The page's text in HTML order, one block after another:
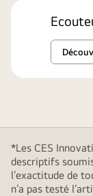
*Les CES
descriptifs
l’exactitude de
n’a pas testé